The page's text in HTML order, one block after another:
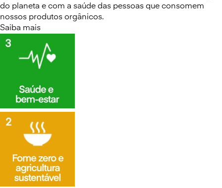
do planeta e com a saúde das pessoas que consomem
nossos produtos orgânicos.
Saiba mais